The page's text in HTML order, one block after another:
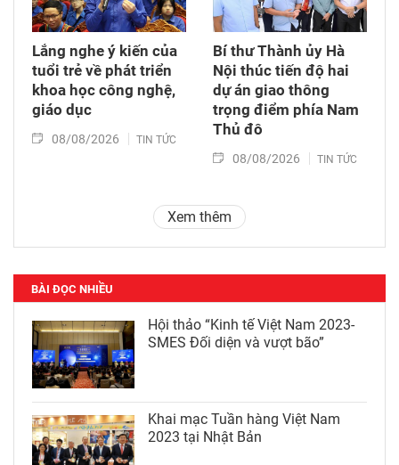
Lắng nghe ý kiến của
tuổi trẻ về phát triển
khoa học công nghệ,
giáo dục
08/08/2026 TIN TỨC
Bí thư Thành ủy Hà
Nội thúc tiến độ hai
dự án giao thông
trọng điểm phía Nam
Thủ đô
08/08/2026 TIN TỨC
Xem thêm
BÀI ĐỌC NHIỀU
Hội thảo “Kinh tế Việt Nam 2023-
SMES Đối diện và vượt bão”
Khai mạc Tuần hàng Việt Nam
2023 tại Nhật Bản